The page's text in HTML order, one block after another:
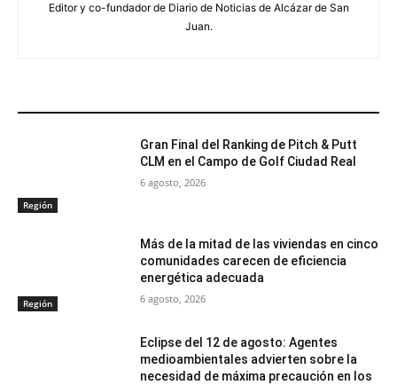
Editor y co-fundador de Diario de Noticias de Alcázar de San
Juan.
Región
Gran Final del Ranking de Pitch & Putt
CLM en el Campo de Golf Ciudad Real
6 agosto, 2026
Región
Más de la mitad de las viviendas en cinco
comunidades carecen de eficiencia
energética adecuada
6 agosto, 2026
Eclipse del 12 de agosto: Agentes
medioambientales advierten sobre la
necesidad de máxima precaución en los